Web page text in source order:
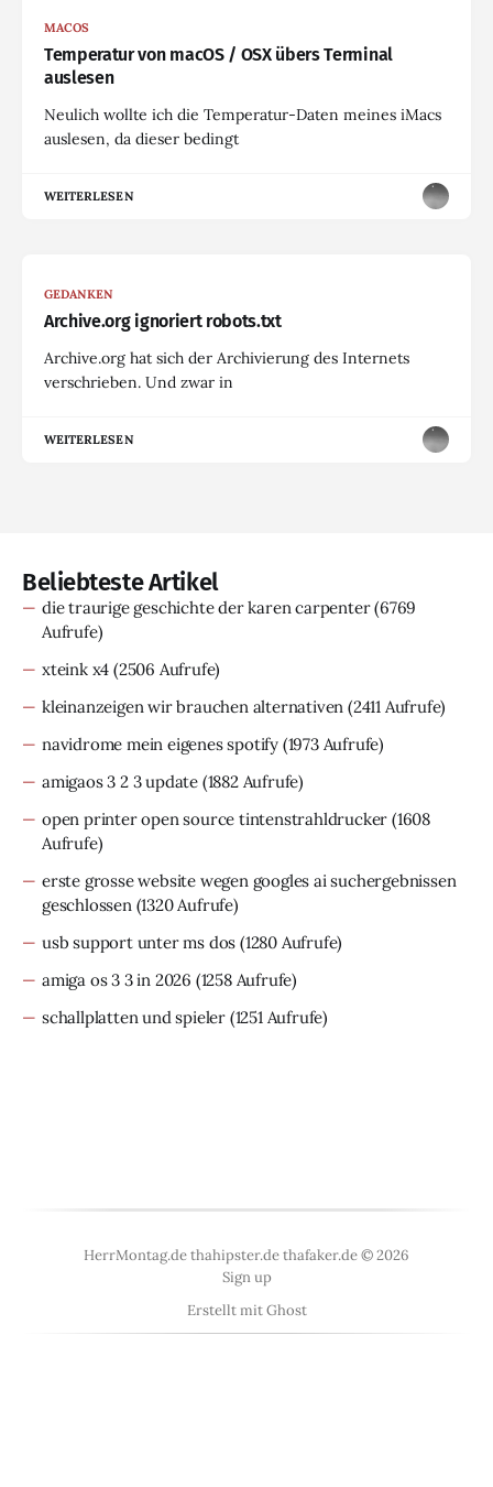
MACOS
Temperatur von macOS / OSX übers Terminal
auslesen
Neulich wollte ich die Temperatur-Daten meines iMacs
auslesen, da dieser bedingt
WEITERLESEN
GEDANKEN
Archive.org ignoriert robots.txt
Archive.org hat sich der Archivierung des Internets
verschrieben. Und zwar in
WEITERLESEN
Beliebteste Artikel
die traurige geschichte der karen carpenter(6769
Aufrufe)
xteink x4 (2506 Aufrufe)
kleinanzeigen wir brauchen alternativen (2411 Aufrufe)
navidrome mein eigenes spotify (1973 Aufrufe)
amigaos 3 2 3 update (1882 Aufrufe)
open printer open source tintenstrahldrucker (1608
Aufrufe)
erste grosse website wegen googles ai suchergebnissen
geschlossen (1320 Aufrufe)
usb support unter ms dos (1280 Aufrufe)
amiga os 3 3 in 2026 (1258 Aufrufe)
schallplatten und spieler (1251 Aufrufe)
HerrMontag.de thahipster.de thafaker.de © 2026
Sign up
Erstellt mitGhost